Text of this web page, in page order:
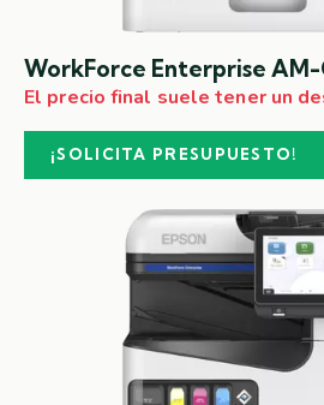
WorkForce Enterprise AM-
El precio final suele tener un
¡SOLICITA PRESUPUESTO!